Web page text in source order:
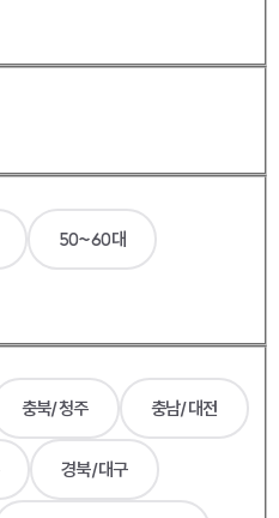
50~60대
충북/청주 충남/대전
경북/대구